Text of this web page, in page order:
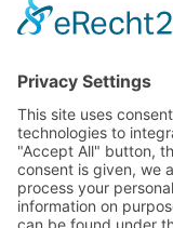
Landtag
This site uses
technologies to
"Accept All" button,